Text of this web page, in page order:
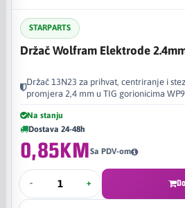
STARPARTS
Držač Wolfram Elektrode
Držač 13N23 za prihvat, centriranje i
promjera 2,4 mm u TIG gorionicima
Na stanju
Dostava 24-48h
0,85KMSa PDV-om
- +